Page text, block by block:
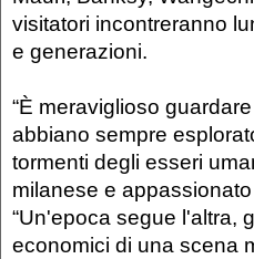
visitatori incontreranno
e generazioni.
“È meraviglioso
abbiano sempre
tormenti degli esseri
milanese e
“Un'epoca segue l'altra,
economici di una scena